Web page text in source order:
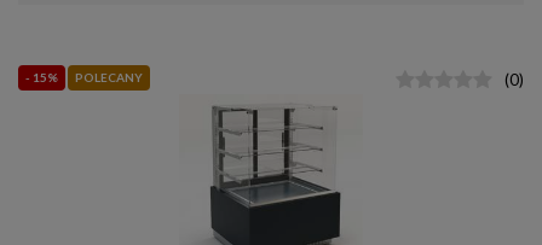
- 15% POLECANY (0)